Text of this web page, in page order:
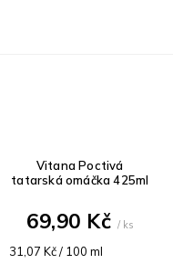
Vitana Poctivá
tatarská omáčka 425ml
69,90 Kč / ks
Měrná
31,07 Kč / 100 ml